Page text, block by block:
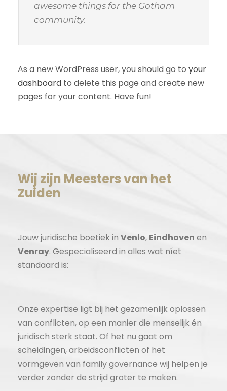
awesome things for the Gotham
community.
As a new WordPress user, you should go to your
dashboard to delete this page and create new
pages for your content. Have fun!
Wij zijn Meesters van het
Zuiden
Jouw juridische boetiek in Venlo, Eindhoven en
Venray. Gespecialiseerd in alles wat níet
standaard is:
Onze expertise ligt bij het gezamenlijk oplossen
van conflicten, op een manier die menselijk én
juridisch sterk staat. Of het nu gaat om
scheidingen, arbeidsconflicten of het
vormgeven van family governance wij helpen je
verder zonder de strijd groter te maken.